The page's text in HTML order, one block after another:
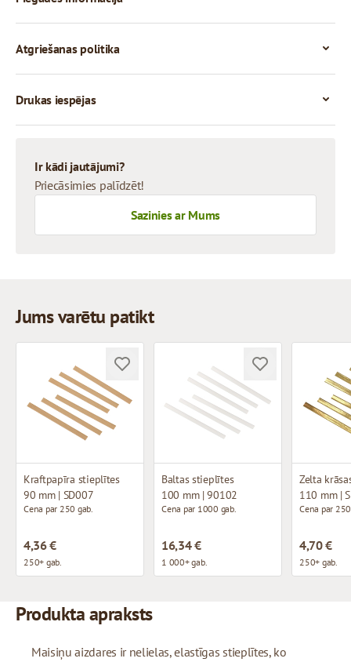
Atgriešanas politika
Drukas iespējas
Ir kādi jautājumi?
Priecāsimies palīdzēt!
Sazinies ar Mums
Jums varētu patikt
Kraftpapīra stieplītes
90 mm | SD007
Cena par 250 gab.
4,36 €
250+ gab.
Baltas stieplītes
100 mm | 90102
Cena par 1000 gab.
16,34 €
1 000+ gab.
Zelta
110 mm |
Cena par
4,70 €
250+ gab.
Produkta apraksts
Maisiņu aizdares ir nelielas, elastīgas stieplītes, ko